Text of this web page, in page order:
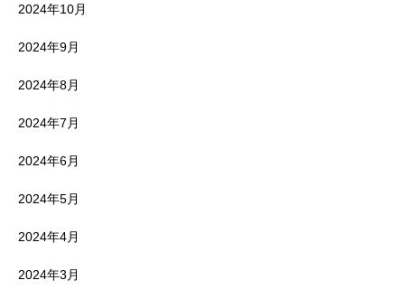
2024年10月
2024年9月
2024年8月
2024年7月
2024年6月
2024年5月
2024年4月
2024年3月